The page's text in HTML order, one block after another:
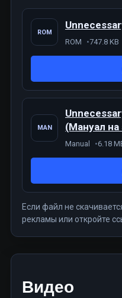
ROM
ROM 747.8 KB
MAN
(Мануал на
Manual 6.18
Если файл не
рекламы или откройте
Видео